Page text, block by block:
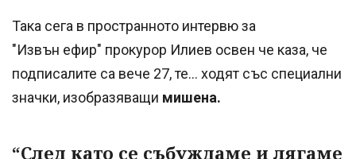
Така сега в пространното интервю за
"Извън ефир" прокурор Илиев освен че каза, че
подписалите са вече 27, те... ходят със специални
значки, изобразяващи мишена.
“След като се събуждаме и лягаме